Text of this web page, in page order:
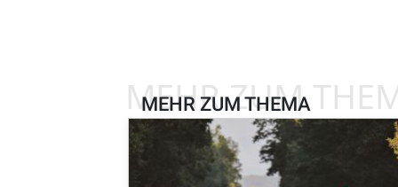
MEHR ZUM THEMA
MEHR ZUM